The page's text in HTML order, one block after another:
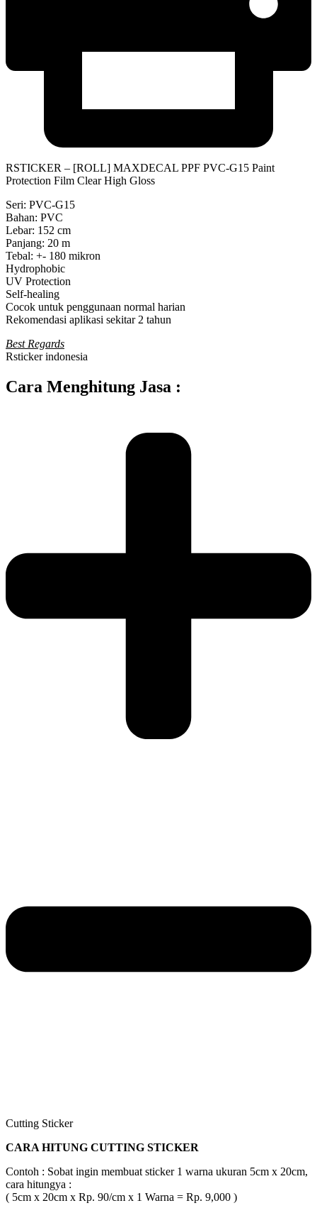
RSTICKER – [ROLL] MAXDECAL PPF PVC-G15 Paint
Protection Film Clear High Gloss
Seri: PVC-G15
Bahan: PVC
Lebar: 152 cm
Panjang: 20 m
Tebal: +- 180 mikron
Hydrophobic
UV Protection
Self-healing
Cocok untuk penggunaan normal harian
Rekomendasi aplikasi sekitar 2 tahun
Best Regards
Rsticker indonesia
Cara Menghitung Jasa :
Cutting Sticker
CARA HITUNG CUTTING STICKER
Contoh : Sobat ingin membuat sticker 1 warna ukuran 5cm x 20cm,
cara hitungya :
( 5cm x 20cm x Rp. 90/cm x 1 Warna = Rp. 9,000 )